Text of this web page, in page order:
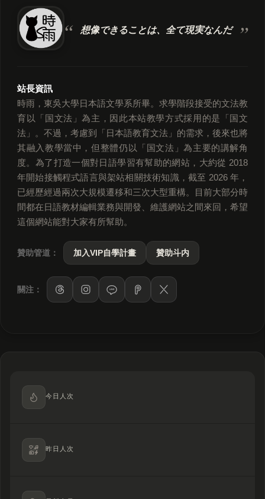
想像できることは、 全て現実なんだ
站長資訊
時雨，東吳大學日本語文學系所畢。求學階段接受的文法教
育以「国文法」為主，因此本站教學方式採用的是「国文
法」。不過，考慮到「日本語教育文法」的需求，後來也將
其融入教學當中，但整體仍以「国文法」為主要的講解角
度。為了打造一個對日語學習有幫助的網站，大約從 2018
年開始接觸程式語言與架站相關技術知識，截至 2026 年，
已經歷經過兩次大規模遷移和三次大型重構。目前大部分時
間都在日語教材編輯業務與開發、維護網站之間來回，希望
這個網站能對大家有所幫助。
贊助管道： 加入VIP自學計畫 贊助斗内
關注： LINE
今日人次
昨日人次